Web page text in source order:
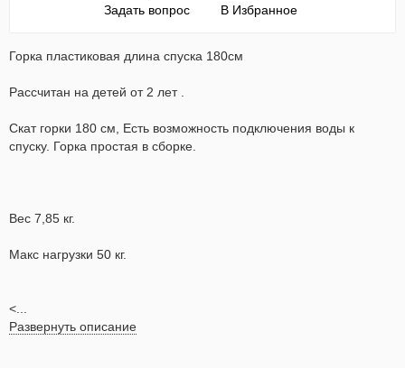
Задать вопрос В Избранное
Горка пластиковая длина спуска 180см
Рассчитан на детей от 2 лет .
Скат горки 180 см, Есть возможность подключения воды к
спуску. Горка простая в сборке.
Вес 7,85 кг.
Макс нагрузки 50 кг.
<...
Развернуть описание